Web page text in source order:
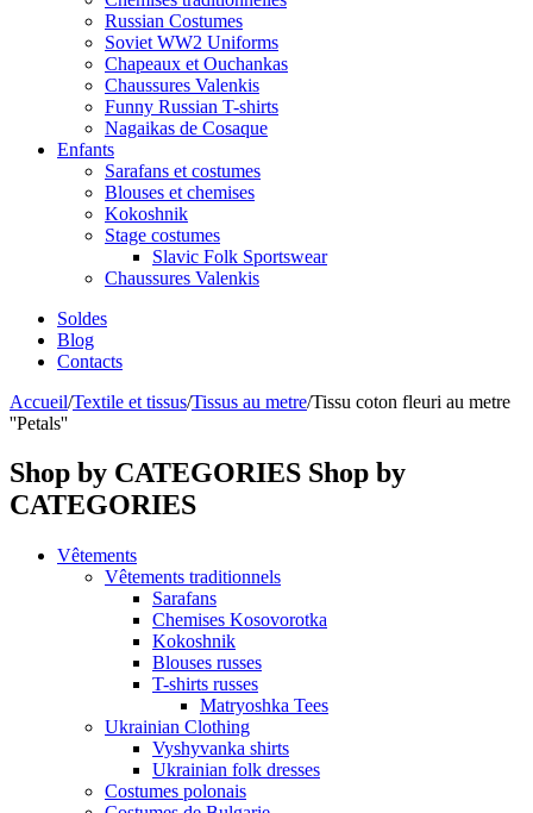
Russian Costumes
Soviet WW2 Uniforms
Chapeaux et Ouchankas
Chaussures Valenkis
Funny Russian T-shirts
Nagaikas de Cosaque
Enfants
Sarafans et costumes
Blouses et chemises
Kokoshnik
Stage costumes
Slavic Folk Sportswear
Chaussures Valenkis
Soldes
Blog
Contacts
Accueil/Textile et tissus/Tissus au metre/Tissu coton fleuri au metre
''Petals''
Shop by CATEGORIES Shop by
CATEGORIES
Vêtements
Vêtements traditionnels
Sarafans
Chemises Kosovorotka
Kokoshnik
Blouses russes
T-shirts russes
Matryoshka Tees
Ukrainian Clothing
Vyshyvanka shirts
Ukrainian folk dresses
Costumes polonais